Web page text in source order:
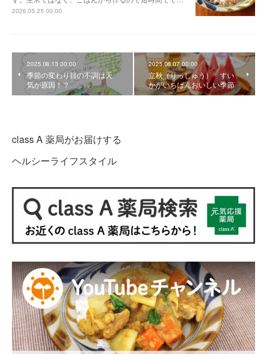
2026.05.25 00:00
2025.08.13 00:00
季節の変わり目の不調は天
気が原因！？
2025.08.07 00:00
立秋（りっしゅう） すい
かがいちばんおいしい季節
class A 薬局がお届けする
ヘルシーライフスタイル